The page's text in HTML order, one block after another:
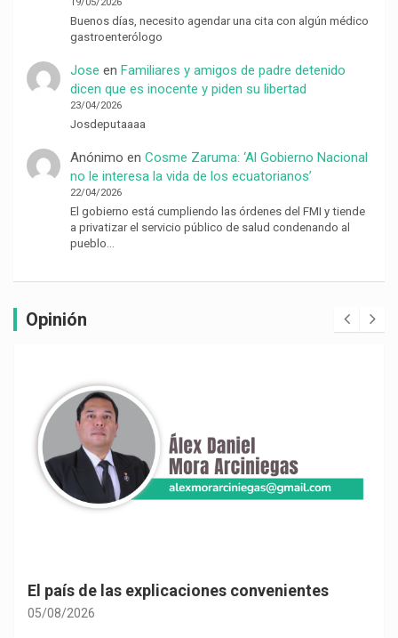
Buenos días, necesito agendar una cita con algún médico
gastroenterólogo
Jose en Familiares y amigos de padre detenido
dicen que es inocente y piden su libertad
23/04/2026
Josdeputaaaa
Anónimo en Cosme Zaruma: ‘Al Gobierno Nacional
no le interesa la vida de los ecuatorianos’
22/04/2026
El gobierno está cumpliendo las órdenes del FMI y tiende
a privatizar el servicio público de salud condenando al
pueblo…
Opinión
El país de las explicaciones convenientes
05/08/2026